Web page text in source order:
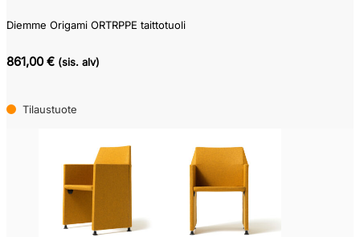
Diemme Origami ORTRPPE taittotuoli
861,00 € (sis. alv)
Tilaustuote